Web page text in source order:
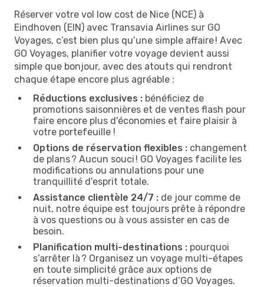
Réserver votre vol low cost de Nice (NCE) à
Eindhoven (EIN) avec Transavia Airlines sur GO
Voyages, c’est bien plus qu’une simple affaire ! Avec
GO Voyages, planifier votre voyage devient aussi
simple que bonjour, avec des atouts qui rendront
chaque étape encore plus agréable :
Réductions exclusives : bénéficiez de
promotions saisonnières et de ventes flash pour
faire encore plus d'économies et faire plaisir à
votre portefeuille !
Options de réservation flexibles : changement
de plans ? Aucun souci ! GO Voyages facilite les
modifications ou annulations pour une
tranquillité d'esprit totale.
Assistance clientèle 24/7 : de jour comme de
nuit, notre équipe est toujours prête à répondre
à vos questions ou à vous assister en cas de
besoin.
Planification multi-destinations : pourquoi
s’arrêter là ? Organisez un voyage multi-étapes
en toute simplicité grâce aux options de
réservation multi-destinations d’GO Voyages.